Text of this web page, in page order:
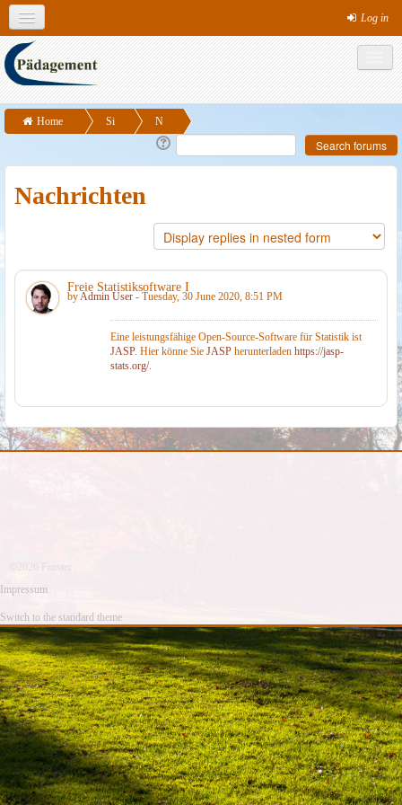
English (en)
Theme colours
MS-Office Links
Log in
Home
Si
a
N
ac
ht
e
n
Nachrichten
Freie Statistiksoftware I
byAdmin User - Tuesday, 30 June 2020, 8:51 PM
Eine leistungsfähige Open-Source-Software für Statistik ist
JASP. Hier könne Sie JASP herunterladen https://jasp-
stats.org/.
©2026 Forster
Impressum
Switch to the standard theme